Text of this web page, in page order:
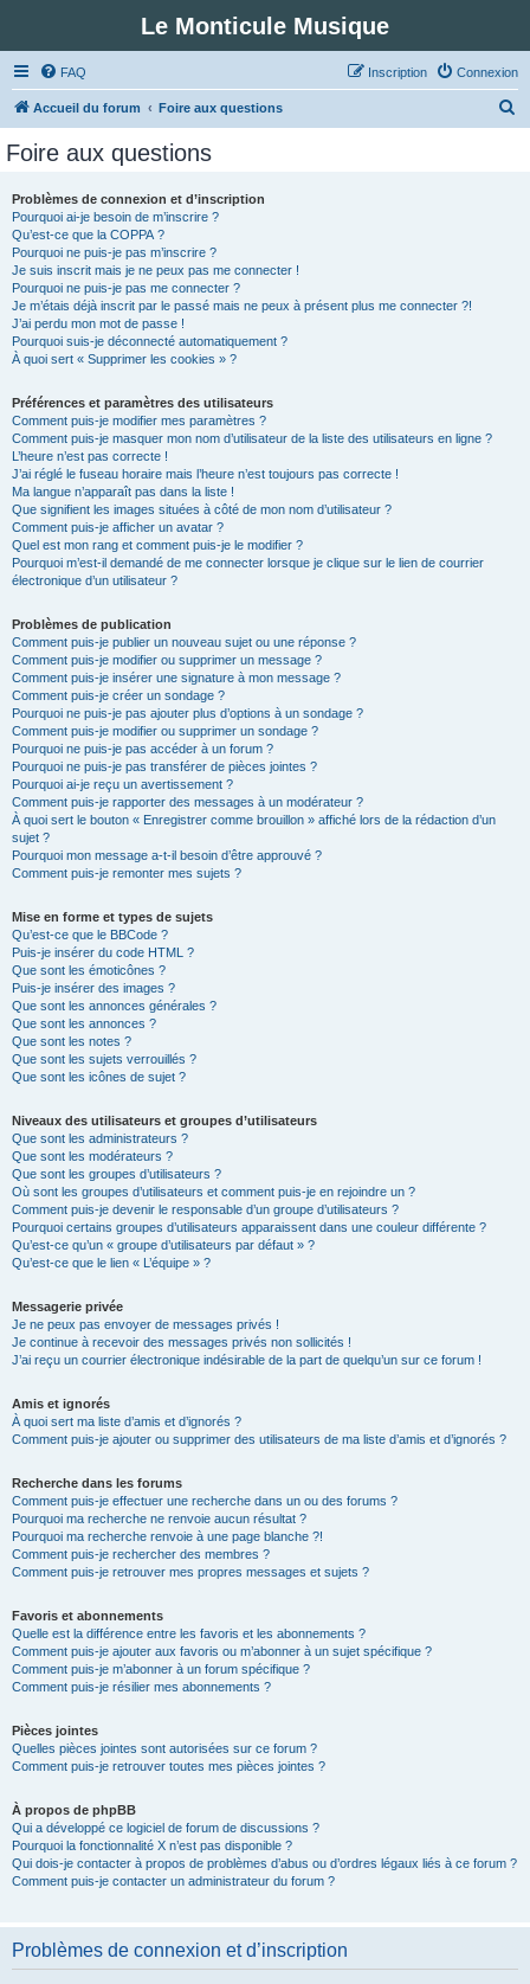
Le Monticule Musique
FAQ Connexion
Inscription
Accueil du forum Foire aux questions
Foire aux questions
Problèmes de connexion et d’inscription
Pourquoi ai-je besoin de m’inscrire ?
Qu’est-ce que la COPPA ?
Pourquoi ne puis-je pas m’inscrire ?
Je suis inscrit mais je ne peux pas me connecter !
Pourquoi ne puis-je pas me connecter ?
Je m’étais déjà inscrit par le passé mais ne peux à présent plus me connecter ?!
J’ai perdu mon mot de passe !
Pourquoi suis-je déconnecté automatiquement ?
À quoi sert « Supprimer les cookies » ?
Préférences et paramètres des utilisateurs
Comment puis-je modifier mes paramètres ?
Comment puis-je masquer mon nom d’utilisateur de la liste des utilisateurs en ligne ?
L’heure n’est pas correcte !
J’ai réglé le fuseau horaire mais l’heure n’est toujours pas correcte !
Ma langue n’apparaît pas dans la liste !
Que signifient les images situées à côté de mon nom d’utilisateur ?
Comment puis-je afficher un avatar ?
Quel est mon rang et comment puis-je le modifier ?
Pourquoi m’est-il demandé de me connecter lorsque je clique sur le lien de courrier
électronique d’un utilisateur ?
Problèmes de publication
Comment puis-je publier un nouveau sujet ou une réponse ?
Comment puis-je modifier ou supprimer un message ?
Comment puis-je insérer une signature à mon message ?
Comment puis-je créer un sondage ?
Pourquoi ne puis-je pas ajouter plus d’options à un sondage ?
Comment puis-je modifier ou supprimer un sondage ?
Pourquoi ne puis-je pas accéder à un forum ?
Pourquoi ne puis-je pas transférer de pièces jointes ?
Pourquoi ai-je reçu un avertissement ?
Comment puis-je rapporter des messages à un modérateur ?
À quoi sert le bouton « Enregistrer comme brouillon » affiché lors de la rédaction d’un
sujet ?
Pourquoi mon message a-t-il besoin d’être approuvé ?
Comment puis-je remonter mes sujets ?
Mise en forme et types de sujets
Qu’est-ce que le BBCode ?
Puis-je insérer du code HTML ?
Que sont les émoticônes ?
Puis-je insérer des images ?
Que sont les annonces générales ?
Que sont les annonces ?
Que sont les notes ?
Que sont les sujets verrouillés ?
Que sont les icônes de sujet ?
Niveaux des utilisateurs et groupes d’utilisateurs
Que sont les administrateurs ?
Que sont les modérateurs ?
Que sont les groupes d’utilisateurs ?
Où sont les groupes d’utilisateurs et comment puis-je en rejoindre un ?
Comment puis-je devenir le responsable d’un groupe d’utilisateurs ?
Pourquoi certains groupes d’utilisateurs apparaissent dans une couleur différente ?
Qu’est-ce qu’un « groupe d’utilisateurs par défaut » ?
Qu’est-ce que le lien « L’équipe » ?
Messagerie privée
Je ne peux pas envoyer de messages privés !
Je continue à recevoir des messages privés non sollicités !
J’ai reçu un courrier électronique indésirable de la part de quelqu’un sur ce forum !
Amis et ignorés
À quoi sert ma liste d’amis et d’ignorés ?
Comment puis-je ajouter ou supprimer des utilisateurs de ma liste d’amis et d’ignorés ?
Recherche dans les forums
Comment puis-je effectuer une recherche dans un ou des forums ?
Pourquoi ma recherche ne renvoie aucun résultat ?
Pourquoi ma recherche renvoie à une page blanche ?!
Comment puis-je rechercher des membres ?
Comment puis-je retrouver mes propres messages et sujets ?
Favoris et abonnements
Quelle est la différence entre les favoris et les abonnements ?
Comment puis-je ajouter aux favoris ou m’abonner à un sujet spécifique ?
Comment puis-je m’abonner à un forum spécifique ?
Comment puis-je résilier mes abonnements ?
Pièces jointes
Quelles pièces jointes sont autorisées sur ce forum ?
Comment puis-je retrouver toutes mes pièces jointes ?
À propos de phpBB
Qui a développé ce logiciel de forum de discussions ?
Pourquoi la fonctionnalité X n’est pas disponible ?
Qui dois-je contacter à propos de problèmes d’abus ou d’ordres légaux liés à ce forum ?
Comment puis-je contacter un administrateur du forum ?
Problèmes de connexion et d’inscription